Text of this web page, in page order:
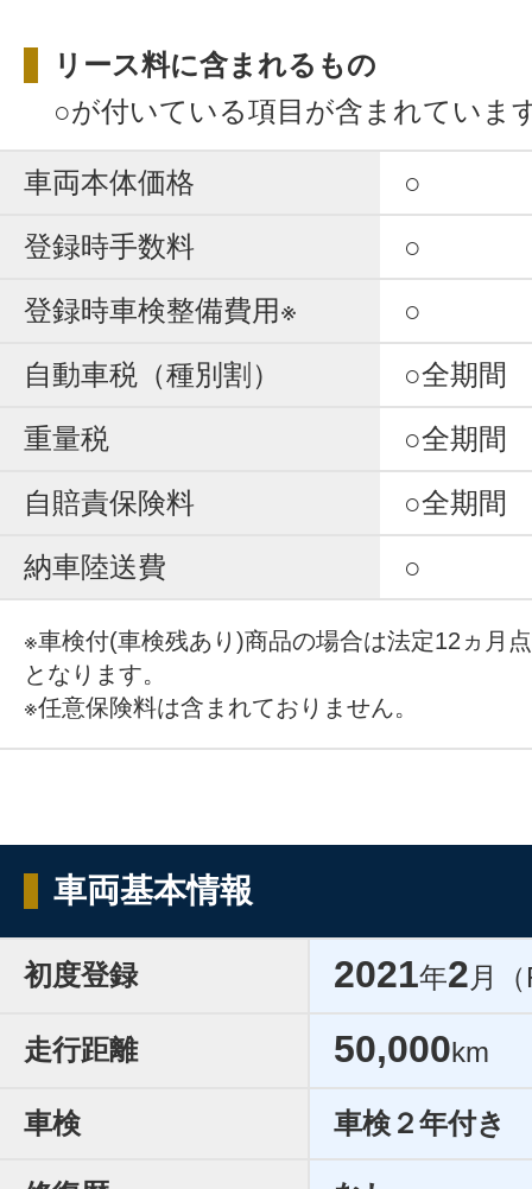
リース料に含まれるもの
○が付いている項目が含まれていま
車両本体価格
○
登録時手数料
○
登録時車検整備費用※
○
自動車税（種別割）
○全期間
重量税
○全期間
自賠責保険料
○全期間
納車陸送費
○
※車検付(車検残あり)商品の場合は法定12ヵ月
となります。
※任意保険料は含まれておりません。
車両基本情報
初度登録 2021年2 月
走行距離 50,000km
車検 車検２年付き